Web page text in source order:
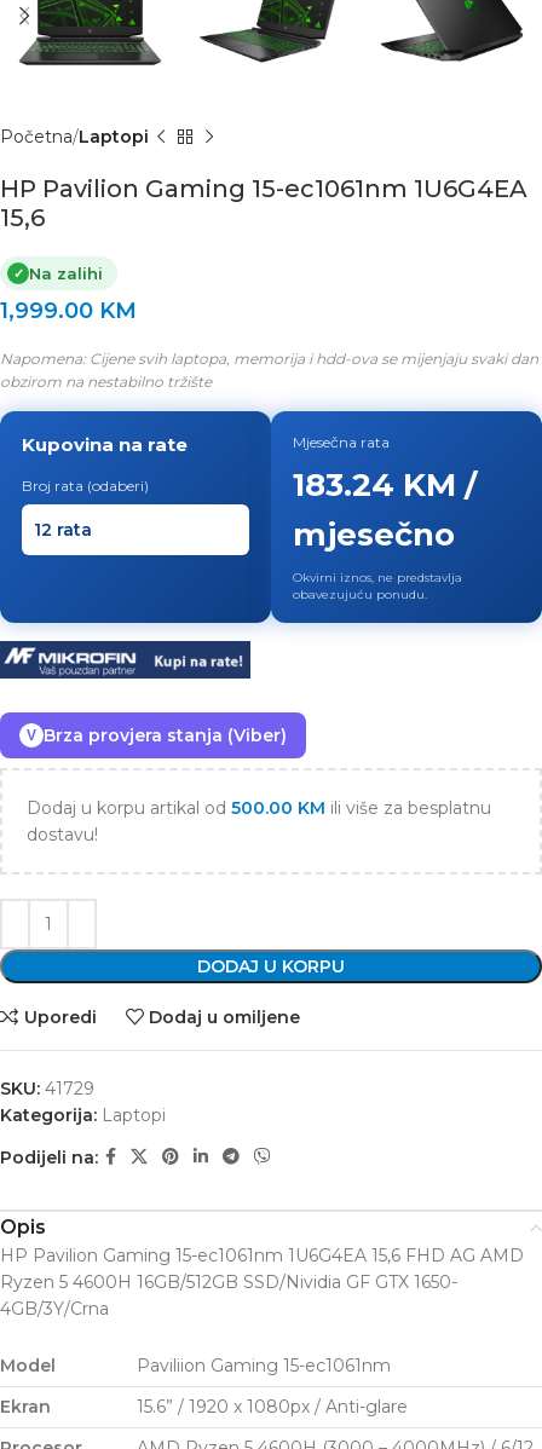
Početna Laptopi
HP Pavilion Gaming 15-ec1061nm 1U6G4EA
15,6
✓ Na zalihi
1,999.00 KM
Napomena: Cijene svih laptopa, memorija i hdd-ova se mijenjaju svaki dan
obzirom na nestabilno tržište
Kupovina na rate
Broj rata (odaberi)
Mjesečna rata
183.24 KM /
mjesečno
Okvirni iznos, ne predstavlja
obavezujuću ponudu.
V Brza provjera stanja (Viber)
Dodaj u korpu artikal od 500.00 KM ili više za besplatnu
dostavu!
DODAJ U KORPU
Uporedi Dodaj u omiljene
SKU: 41729
Kategorija: Laptopi
Podijeli na:
Opis
HP Pavilion Gaming 15-ec1061nm 1U6G4EA 15,6 FHD AG AMD
Ryzen 5 4600H 16GB/512GB SSD/Nividia GF GTX 1650-
4GB/3Y/Crna
Model
Paviliion Gaming 15-ec1061nm
Ekran
15.6” / 1920 x 1080px / Anti-glare